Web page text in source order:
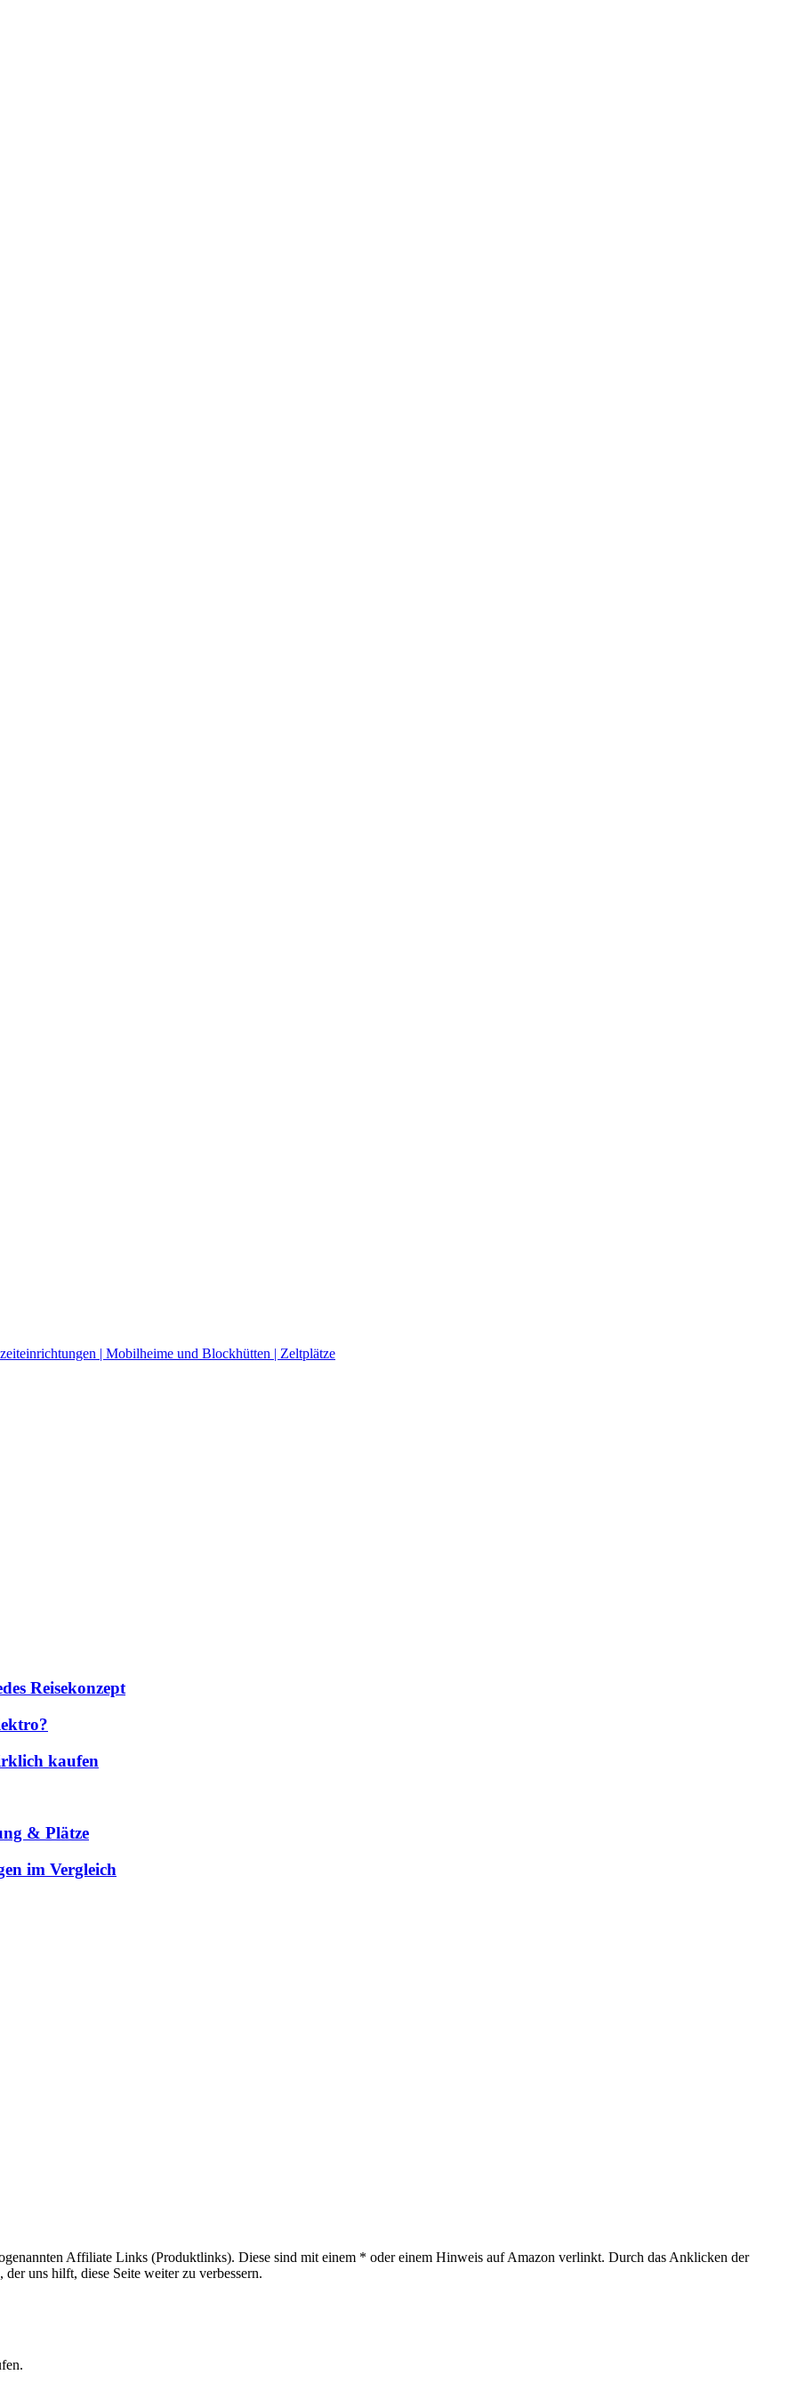
| Mobilheime und Blockhütten | Zeltplätze
Reisekonzept
kaufen
& Plätze
im Vergleich
Affiliate Links (Produktlinks). Diese sind mit einem * oder einem Hinweis auf Amazon verlinkt. Durch das Anklicken der
uns hilft, diese Seite weiter zu verbessern.